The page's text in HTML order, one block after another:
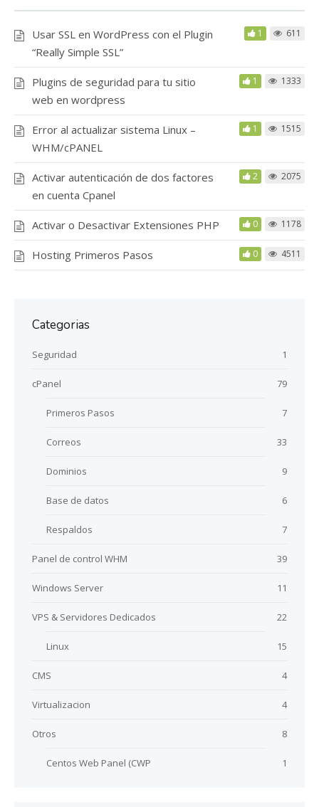
Usar SSL en WordPress con el Plugin
“Really Simple SSL”
1 611
Plugins de seguridad para tu sitio
web en wordpress
1 1333
Error al actualizar sistema Linux –
WHM/cPANEL
1 1515
Activar autenticación de dos factores
en cuenta Cpanel
2 2075
Activar o Desactivar Extensiones PHP 0 1178
Hosting Primeros Pasos 0 4511
Categorias
Seguridad 1
cPanel 79
Primeros Pasos 7
Correos 33
Dominios 9
Base de datos 6
Respaldos 7
Panel de control WHM 39
Windows Server 11
VPS & Servidores Dedicados 22
Linux 15
CMS 4
Virtualizacion 4
Otros 8
Centos Web Panel (CWP 1